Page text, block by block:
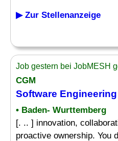
▶ Zur Stellenanzeige
Job gestern bei JobMESH
CGM
Software
• Baden- Wurttemberg
[. .. ] innovation,
proactive ownership. You